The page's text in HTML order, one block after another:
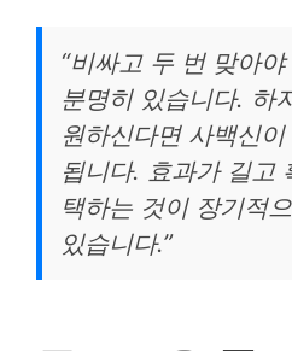
“비싸고 두 번 맞아
분명히 있습니다. 하
원하신다면 사백신
됩니다. 효과가 길고
택하는 것이 장기적
있습니다.”